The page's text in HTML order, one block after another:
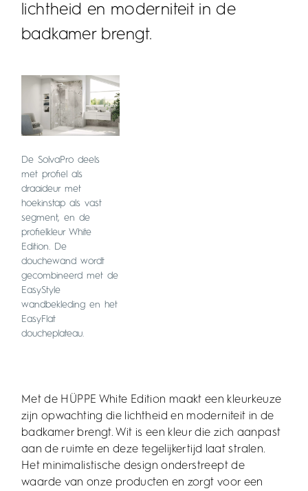
lichtheid en moderniteit in de
badkamer brengt.
De SolvaPro deels
met profiel als
draaideur met
hoekinstap als vast
segment, en de
profielkleur White
Edition. De
douchewand wordt
gecombineerd met de
EasyStyle
wandbekleding en het
EasyFlat
doucheplateau.
Met de HÜPPE White Edition maakt een kleurkeuze
zijn opwachting die lichtheid en moderniteit in de
badkamer brengt. Wit is een kleur die zich aanpast
aan de ruimte en deze tegelijkertijd laat stralen.
Het minimalistische design onderstreept de
waarde van onze producten en zorgt voor een